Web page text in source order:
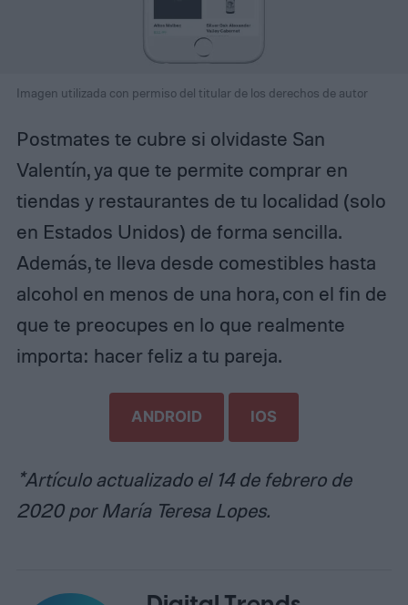
Imagen utilizada con permiso del titular de los derechos de autor
Postmates te cubre si olvidaste San
Valentín, ya que te permite comprar en
tiendas y restaurantes de tu localidad (solo
en Estados Unidos) de forma sencilla.
Además, te lleva desde comestibles hasta
alcohol en menos de una hora, con el fin de
que te preocupes en lo que realmente
importa: hacer feliz a tu pareja.
ANDROID IOS
*Artículo actualizado el 14 de febrero de
2020 por María Teresa Lopes.